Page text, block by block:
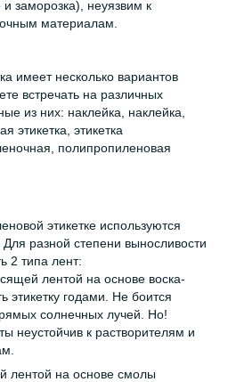
заморозка), неуязвим к
материалам.
имеет несколько вариантов
встречать на различных
из них: наклейка, наклейка,
этикетка, этикетка
полипропиленовая
этикетке используются
разной степени выносливости
2 типа лент:
лентой на основе воска-
этикетку годами. Не боится
солнечных лучей. Но!
неустойчив к растворителям и
лентой на основе смолы